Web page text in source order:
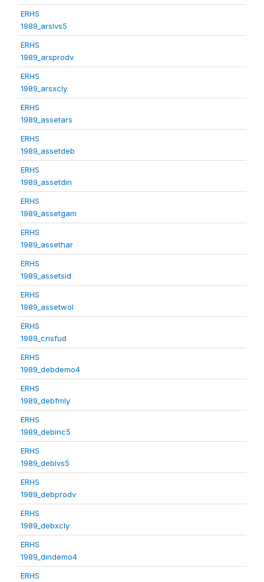
ERHS
1989_arslvs5
ERHS
1989_arsprodv
ERHS
1989_arsxcly
ERHS
1989_assetars
ERHS
1989_assetdeb
ERHS
1989_assetdin
ERHS
1989_assetgam
ERHS
1989_assethar
ERHS
1989_assetsid
ERHS
1989_assetwol
ERHS
1989_crisfud
ERHS
1989_debdemo4
ERHS
1989_debfmly
ERHS
1989_debinc5
ERHS
1989_deblvs5
ERHS
1989_debprodv
ERHS
1989_debxcly
ERHS
1989_dindemo4
ERHS